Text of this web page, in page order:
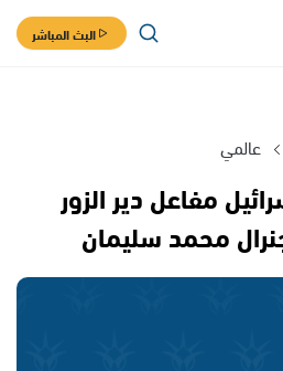
البث المباشر
عالمي
مفاعل دير الزور
محمد سليمان